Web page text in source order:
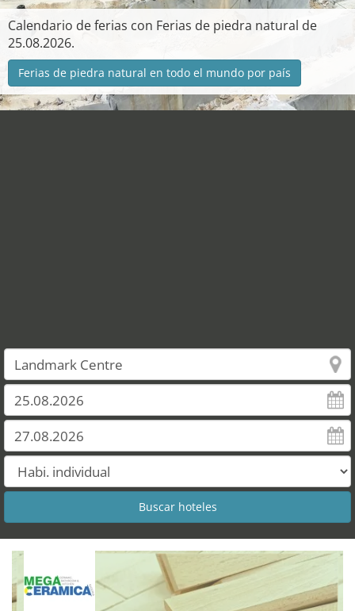
Calendario de ferias con Ferias de piedra natural de
25.08.2026.
Ferias de piedra natural en todo el mundo por país